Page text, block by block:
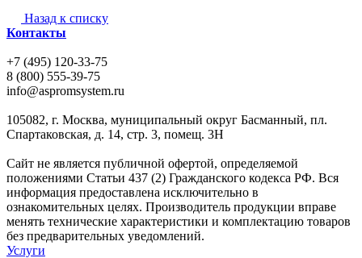
Назад к списку
Контакты
+7 (495) 120-33-75
8 (800) 555-39-75
info@aspromsystem.ru
105082, г. Москва, муниципальный округ Басманный, пл.
Спартаковская, д. 14, стр. 3, помещ. 3Н
Сайт не является публичной офертой, определяемой
положениями Статьи 437 (2) Гражданского кодекса РФ. Вся
информация предоставлена исключительно в
ознакомительных целях. Производитель продукции вправе
менять технические характеристики и комплектацию товаров
без предварительных уведомлений.
Услуги